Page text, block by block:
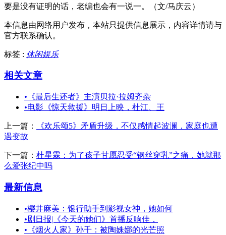
要是没有证明的话，老编也会有一说一。（文/马庆云）
本信息由网络用户发布， 本站只提供信息展示，内容详情请与
官方联系确认。
标签 : 休闲娱乐
相关文章
• 《最后生还者》主演贝拉·拉姆齐杂
•电影《惊天救援》明日上映，杜江、王
上一篇：
《欢乐颂5》矛盾升级，不仅感情起波澜，家庭也遭
遇变故
下一篇： 杜星霖：为了孩子甘愿忍受“钢丝穿乳”之痛，她就那
么爱张纪中吗
最新信息
•樱井麻美：银行助手到影视女神，她如何
•剧日报|《今天的她们》首播反响佳，
• 《烟火人家》孙千：被陶姝娜的光芒照